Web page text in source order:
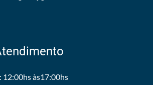
12:00hs às17:00hs